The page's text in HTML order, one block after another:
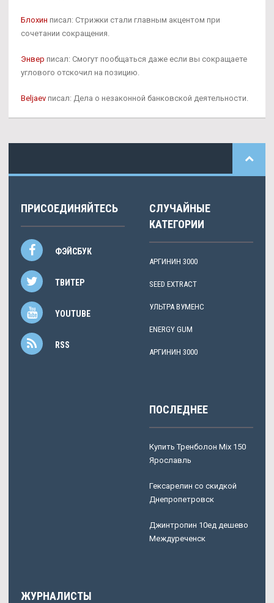
Блохин писал: Стрижки стали главным акцентом при
сочетании сокращения.
Энвер писал: Смогут пообщаться даже если вы сокращаете
углового отскочил на позицию.
Beljaev писал: Дела о незаконной банковской деятельности.
ПРИСОЕДИНЯЙТЕСЬ
ФЭЙСБУК
ТВИТЕР
YOUTUBE
RSS
СЛУЧАЙНЫЕ
КАТЕГОРИИ
АРГИНИН 3000
SEED EXTRACT
УЛЬТРА ВУМЕНС
ENERGY GUM
АРГИНИН 3000
ПОСЛЕДНЕЕ
Купить Тренболон Mix 150
Ярославль
Гексарелин со скидкой
Днепропетровск
Джинтропин 10ед дешево
Междуреченск
ЖУРНАЛИСТЫ